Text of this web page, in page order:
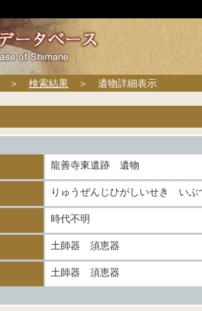
＞ 検索結果 ＞ 遺物詳細表示
龍善寺東遺跡 遺物
りゅうぜんじひがしいせき いぶ
時代不明
土師器 須恵器
土師器 須恵器